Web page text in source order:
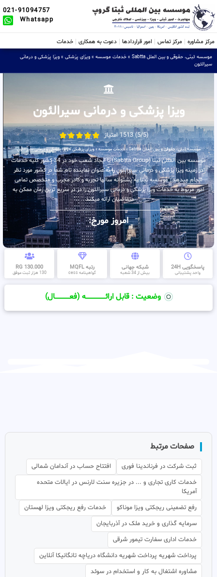
021-91094757
Whatsapp
مرکز مشاوره مرکز تماس امور قراردادها دعوت به همکاری خدمات
موسسه ثبتی، حقوقی و بین الملل Sabtta » خدمات موسسه » ویزای پزشکی » ویزا پزشکی و درمانی
سیرالئون
ویزا پزشکی و درمانی سیرالئون
(5/5) 1513 امتیاز
موسسه ثبتی، حقوقی و بین الملل Sabtta »خدمات موسسه»ویزای پزشکی»ویزا پزشکی و درمانی سیرالئون
موسسه بین المللی ثبتا (Sabtta Group) با ایجاد شعب خود در 34 کشور کلیه خدمات
در زمینه ویزا پزشکی و درمانی سیرالئون را به عنوان نماینده تام شما در کشور مورد نظر
انجام میدهد . موسسه ثبتا به پشتوانه سالها تجربه و کادر مجرب و متخصص تمامی
امور مربوط به خدمات ویزا پزشکی و درمانی سیرالئون را در در سریع ترین زمان ممکن به
متقاضیان ارائه میکند .
امروز مورخ:
پاسخگویی 24H
واحد پشتیبانی
شبکه جهانی
بیش از 34 شعبه
رتبه MQFL
گواهینامه cess
130.000 RG
130 هزار ثبت موفق
وضعیت : قابل ارائــــــــــــــــــــه (فعـــــــــــــــال)
صفحات مرتبط
ثبت شرکت در فرناندینا فوری
افتتاح حساب در آندامان شمالی
خدمات کاری تجاری و ... در جزیره سنت لارنس در ایالات متحده
آمریکا
رفع تضمینی ریجکتی ویزا موناکو
خدمات رفع ریجکتی ویزا لهستان
سرمایه گذاری و خرید ملک در آذربایجان
خدمات اداری سفارت تیمور شرقی
پرداخت شهریه پرداخت شهریه دانشگاه دریاچه تانگانیکا آنلاین
مشاوره اشتغال به کار و استخدام در سوئد